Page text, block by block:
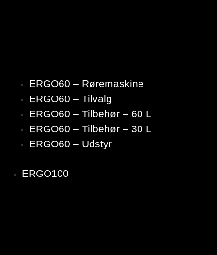
ERGO60 – Røremaskine
ERGO60 – Tilvalg
ERGO60 – Tilbehør – 60 L
ERGO60 – Tilbehør – 30 L
ERGO60 – Udstyr
ERGO100